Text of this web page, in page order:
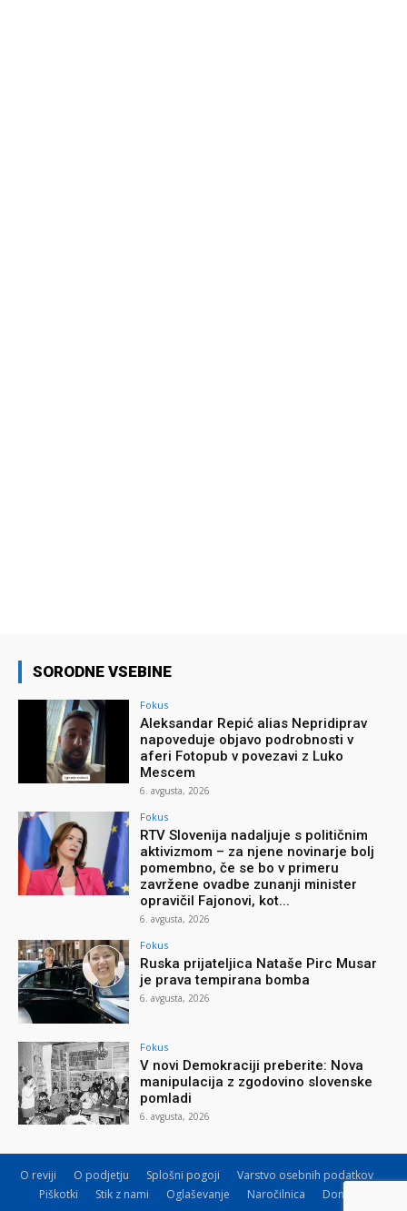
SORODNE VSEBINE
Fokus
Aleksandar Repić alias Nepridiprav
napoveduje objavo podrobnosti v
aferi Fotopub v povezavi z Luko
Mescem
6. avgusta, 2026
Fokus
RTV Slovenija nadaljuje s političnim
aktivizmom – za njene novinarje bolj
pomembno, če se bo v primeru
zavržene ovadbe zunanji minister
opravičil Fajonovi, kot...
6. avgusta, 2026
Fokus
Ruska prijateljica Nataše Pirc Musar
je prava tempirana bomba
6. avgusta, 2026
Fokus
V novi Demokraciji preberite: Nova
manipulacija z zgodovino slovenske
pomladi
6. avgusta, 2026
O reviji O podjetju Splošni pogoji
Varstvo osebnih podatkov
Piškotki
Stik z nami Oglaševanje Naročilnica Donacije